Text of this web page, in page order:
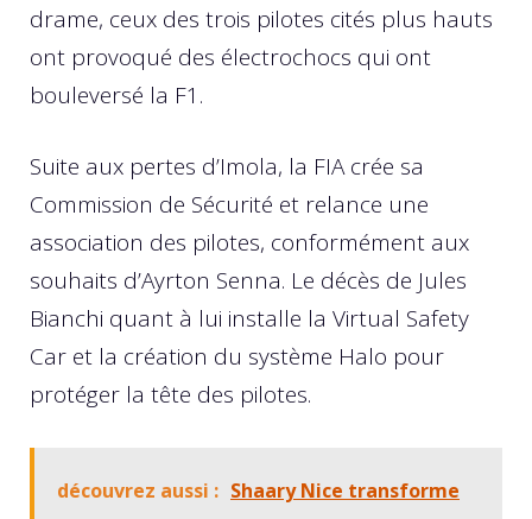
drame, ceux des trois pilotes cités plus hauts
ont provoqué des électrochocs qui ont
bouleversé la F1.
Suite aux pertes d’Imola, la FIA crée sa
Commission de Sécurité et relance une
association des pilotes, conformément aux
souhaits d’Ayrton Senna. Le décès de Jules
Bianchi quant à lui installe la Virtual Safety
Car et la création du système Halo pour
protéger la tête des pilotes.
découvrez aussi : Shaary Nice transforme